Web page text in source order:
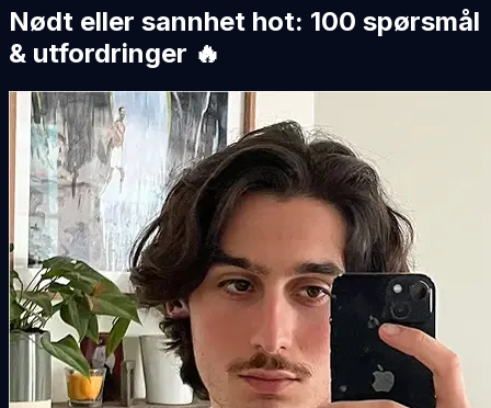
Nødt eller sannhet hot: 100 spørsmål
& utfordringer 🔥